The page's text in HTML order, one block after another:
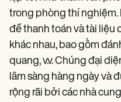
trong phòng thí nghiệm.
để thanh toán và tài liệu
khác nhau, bao gồm
quang, v.v. Chúng đại
lâm sàng hàng ngày và
rộng rãi bởi các nhà